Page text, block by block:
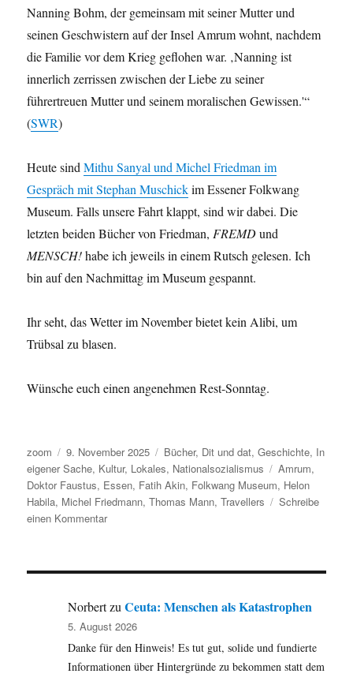
Nanning Bohm, der gemeinsam mit seiner Mutter und
seinen Geschwistern auf der Insel Amrum wohnt, nachdem
die Familie vor dem Krieg geflohen war. ‚Nanning ist
innerlich zerrissen zwischen der Liebe zu seiner
führertreuen Mutter und seinem moralischen Gewissen.'“
(SWR)
Heute sindMithu Sanyal und Michel Friedman im
Gespräch mit Stephan Muschickim Essener Folkwang
Museum. Falls unsere Fahrt klappt, sind wir dabei. Die
letzten beiden Bücher von Friedman, FREMDund
MENSCH!habe ich jeweils in einem Rutsch gelesen. Ich
bin auf den Nachmittag im Museum gespannt.
Ihr seht, das Wetter im November bietet kein Alibi, um
Trübsal zu blasen.
Wünsche euch einen angenehmen Rest-Sonntag.
Autor
zoom
Veröffentlicht
am
9. November 2025 Kategorien
Bücher, Dit und dat,Geschichte, In
eigener Sache, Kultur, Lokales, Nationalsozialismus Schlagwörter
Amrum,
Doktor Faustus, Essen, Fatih Akin, Folkwang Museum, Helon
Habila, Michel Friedmann,Thomas Mann,Travellers
Schreibe
einen Kommentarzu
Friedman
Doktor
Faustus
NorbertzuCeuta: Menschen als Katastrophen
5. August 2026
Danke für den Hinweis! Es tut gut, solide und fundierte
Informationen über Hintergründe zu bekommen statt dem